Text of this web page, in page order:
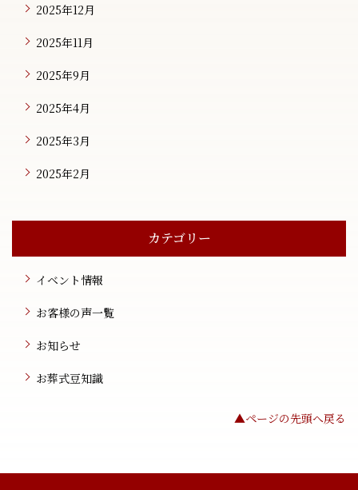
2025年12月
2025年11月
2025年9月
2025年4月
2025年3月
2025年2月
カテゴリー
イベント情報
お客様の声一覧
お知らせ
お葬式豆知識
▲ページの先頭へ戻る